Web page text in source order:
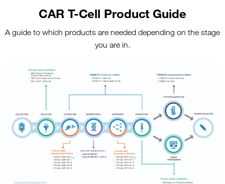
CAR T-Cell Product Guide
A guide to which products are needed depending on the stage
you are in.